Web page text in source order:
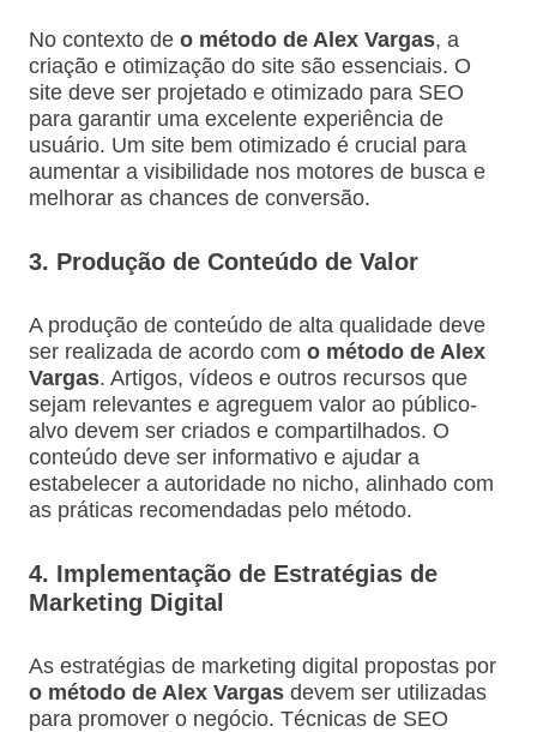
No contexto de o método de Alex Vargas, a
criação e otimização do site são essenciais. O
site deve ser projetado e otimizado para SEO
para garantir uma excelente experiência de
usuário. Um site bem otimizado é crucial para
aumentar a visibilidade nos motores de busca e
melhorar as chances de conversão.
3. Produção de Conteúdo de Valor
A produção de conteúdo de alta qualidade deve
ser realizada de acordo com o método de Alex
Vargas. Artigos, vídeos e outros recursos que
sejam relevantes e agreguem valor ao público-
alvo devem ser criados e compartilhados. O
conteúdo deve ser informativo e ajudar a
estabelecer a autoridade no nicho, alinhado com
as práticas recomendadas pelo método.
4. Implementação de Estratégias de
Marketing Digital
As estratégias de marketing digital propostas por
o método de Alex Vargasdevem ser utilizadas
para promover o negócio. Técnicas de SEO